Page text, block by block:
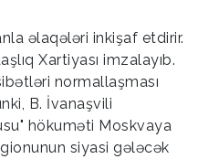
əlaqələri inkişaf etdirir.
Xartiyası imzalayıb.
normallaşması
B. İvanaşvili
hökuməti Moskvaya
siyasi gələcək